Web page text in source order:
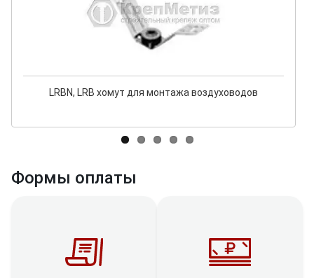
LRBN, LRB хомут для монтажа воздуховодов
Формы оплаты